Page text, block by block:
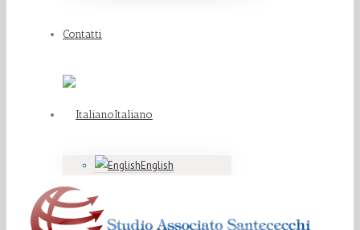
Contatti
Italiano
English